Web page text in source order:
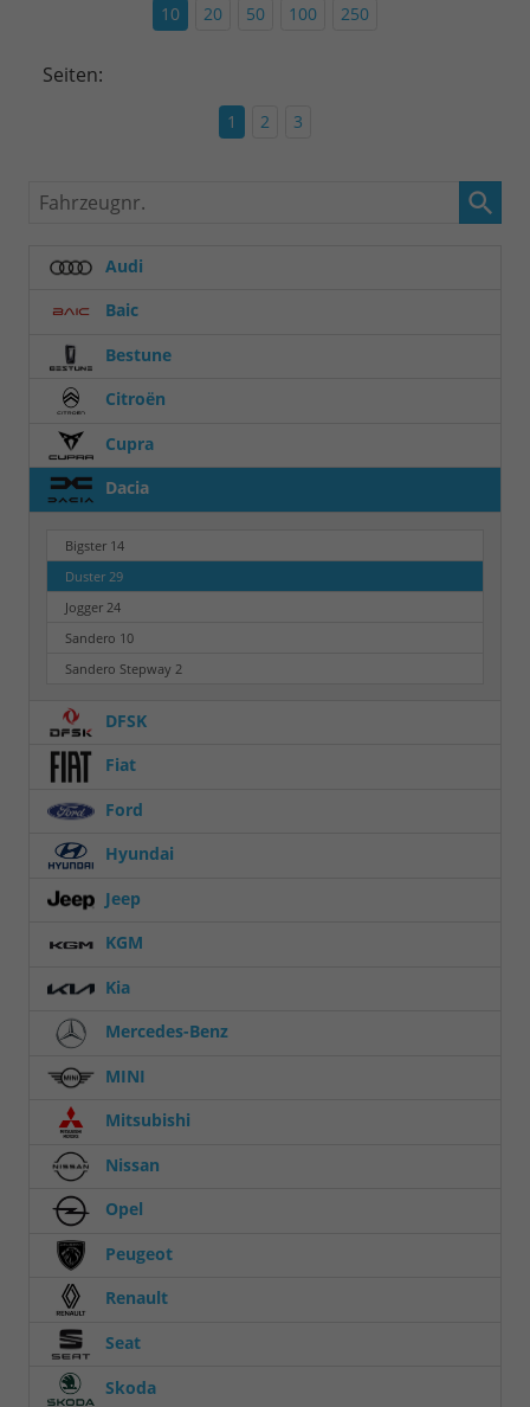
10 20 50 100 250
Seiten:
1 2 3
Fahrzeugnr.
Audi
Baic
Bestune
Citroën
Cupra
Dacia
Bigster 14
Duster 29
Jogger 24
Sandero 10
Sandero Stepway 2
DFSK
Fiat
Ford
Hyundai
Jeep
KGM
Kia
Mercedes-Benz
MINI
Mitsubishi
Nissan
Opel
Peugeot
Renault
Seat
Skoda